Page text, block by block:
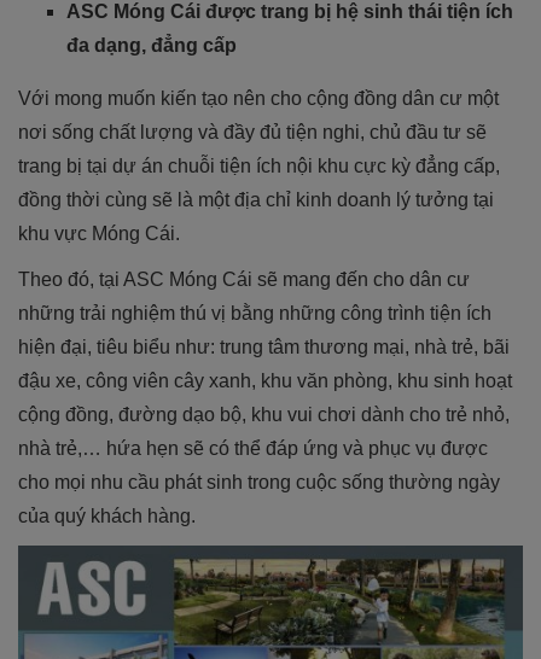
ASC Móng Cái được trang bị hệ sinh thái tiện ích
đa dạng, đẳng cấp
Với mong muốn kiến tạo nên cho cộng đồng dân cư một
nơi sống chất lượng và đầy đủ tiện nghi, chủ đầu tư sẽ
trang bị tại dự án chuỗi tiện ích nội khu cực kỳ đẳng cấp,
đồng thời cùng sẽ là một địa chỉ kinh doanh lý tưởng tại
khu vực Móng Cái.
Theo đó, tại ASC Móng Cái sẽ mang đến cho dân cư
những trải nghiệm thú vị bằng những công trình tiện ích
hiện đại, tiêu biểu như: trung tâm thương mại, nhà trẻ, bãi
đậu xe, công viên cây xanh, khu văn phòng, khu sinh hoạt
cộng đồng, đường dạo bộ, khu vui chơi dành cho trẻ nhỏ,
nhà trẻ,… hứa hẹn sẽ có thể đáp ứng và phục vụ được
cho mọi nhu cầu phát sinh trong cuộc sống thường ngày
của quý khách hàng.